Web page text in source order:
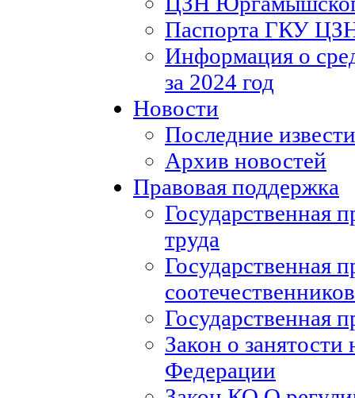
Паспорта ГКУ
Информация о
за 2024 год
Новости
Последние
Архив новостей
Правовая поддержка
Государственная
труда
Государственная
соотечественников
Государственная
Закон о занятости
Федерации